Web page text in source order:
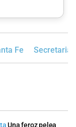
Fe Secretaria